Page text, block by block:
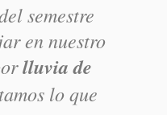
semestre
en nuestro
lluvia de
lo que